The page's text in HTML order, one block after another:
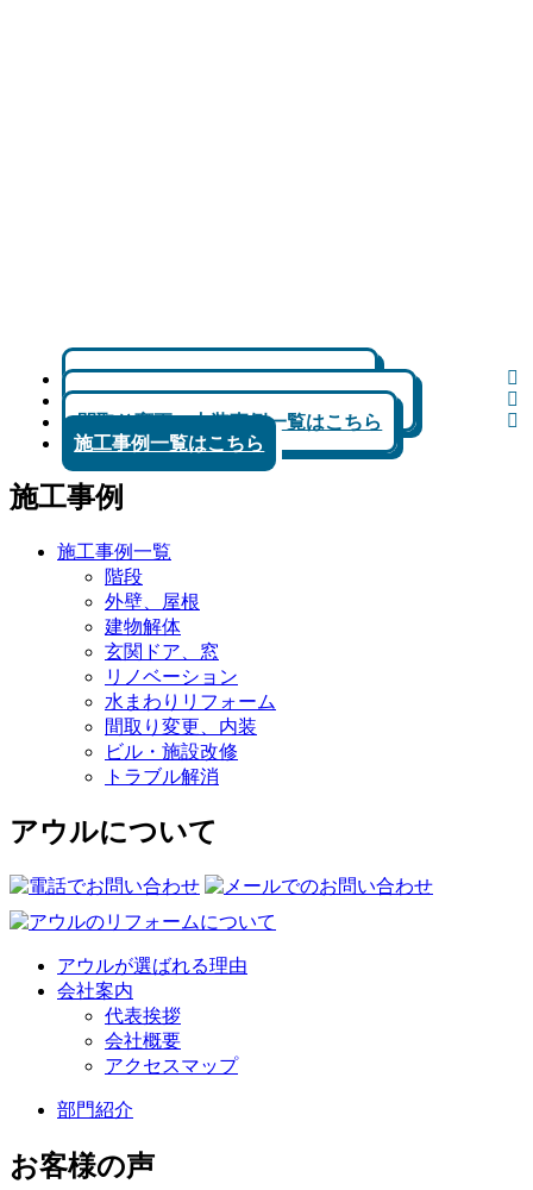
リノベーション事例一覧はこちら
水まわりリフォーム事例一覧はこちら
間取り変更、内装事例一覧はこちら
施工事例一覧はこちら
施工事例
施工事例一覧
階段
外壁、屋根
建物解体
玄関ドア、窓
リノベーション
水まわりリフォーム
間取り変更、内装
ビル・施設改修
トラブル解消
アウルについて
アウルが選ばれる理由
会社案内
代表挨拶
会社概要
アクセスマップ
部門紹介
お客様の声